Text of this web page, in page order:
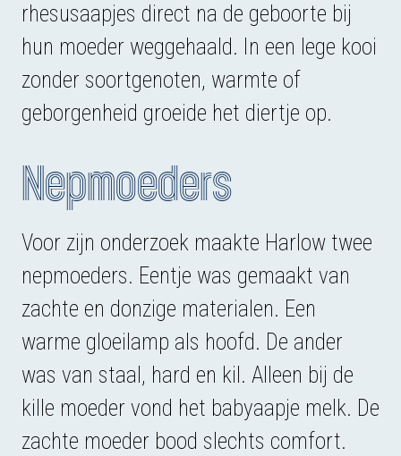
rhesusaapjes direct na de geboorte bij
hun moeder weggehaald. In een lege kooi
zonder soortgenoten, warmte of
geborgenheid groeide het diertje op.
Nepmoeders
Voor zijn onderzoek maakte Harlow twee
nepmoeders. Eentje was gemaakt van
zachte en donzige materialen. Een
warme gloeilamp als hoofd. De ander
was van staal, hard en kil. Alleen bij de
kille moeder vond het babyaapje melk. De
zachte moeder bood slechts comfort.